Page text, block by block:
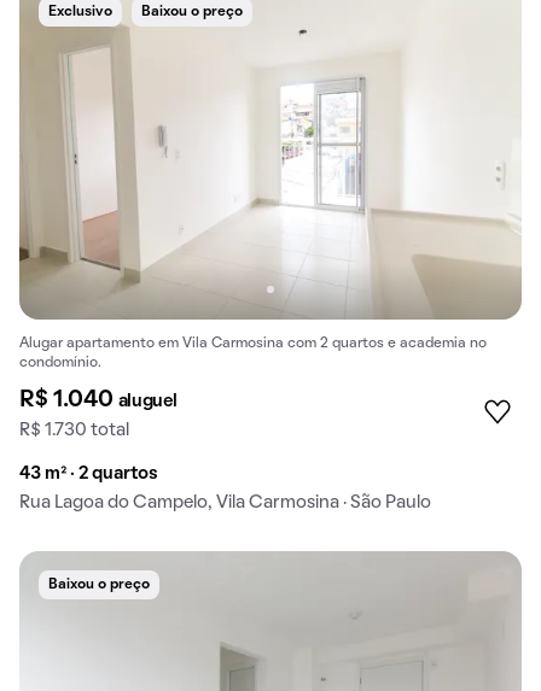
Exclusivo Baixou o preço
Alugar apartamento em Vila Carmosina com 2 quartos e academia no
condomínio.
R$ 1.040 aluguel
R$ 1.730 total
43 m² · 2 quartos
Rua Lagoa do Campelo, Vila Carmosina · São Paulo
Baixou o preço